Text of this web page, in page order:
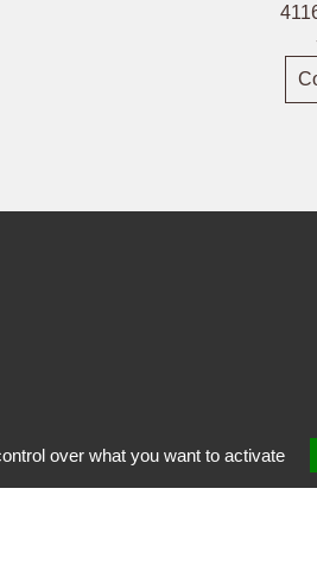
over what you want to activate